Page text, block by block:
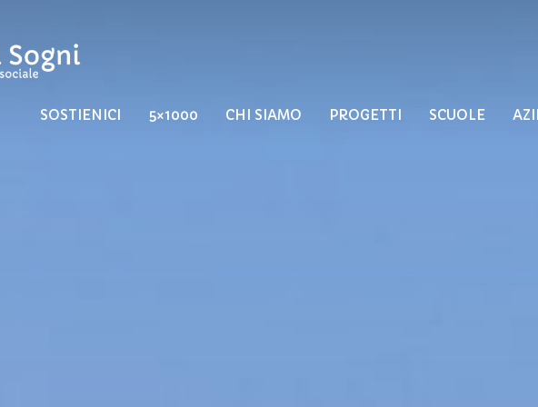
SOSTIENICI 5×1000 CHI SIAMO PROGETTI SCUOLE